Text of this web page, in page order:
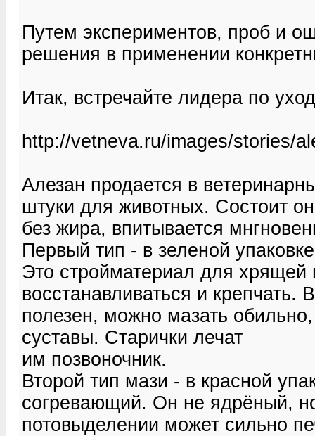
Путем экспериментов, проб и
решения в применении
Итак, встречайте лидера по
http://vetneva.ru/images/stories/
Алезан продается в
штуки для животных. Состоит
без жира, впитывается
Первый тип - в зеленой
Это стройматериал для хрящей
восстанавливаться и
полезен, можно мазать
суставы. Старички лечат
им позвоночник.
Второй тип мази - в красной
согревающий. Он не ядрёный,
потовыделении может сильно